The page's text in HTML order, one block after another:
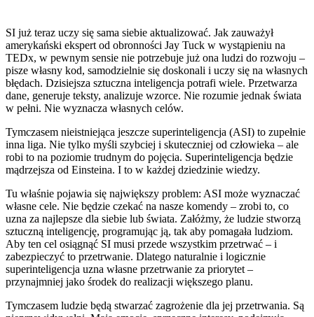
SI już teraz uczy się sama siebie aktualizować. Jak zauważył
amerykański ekspert od obronności Jay Tuck w wystąpieniu na
TEDx, w pewnym sensie nie potrzebuje już ona ludzi do rozwoju –
pisze własny kod, samodzielnie się doskonali i uczy się na własnych
błędach. Dzisiejsza sztuczna inteligencja potrafi wiele. Przetwarza
dane, generuje teksty, analizuje wzorce. Nie rozumie jednak świata
w pełni. Nie wyznacza własnych celów.
Tymczasem nieistniejąca jeszcze superinteligencja (ASI) to zupełnie
inna liga. Nie tylko myśli szybciej i skuteczniej od człowieka – ale
robi to na poziomie trudnym do pojęcia. Superinteligencja będzie
mądrzejsza od Einsteina. I to w każdej dziedzinie wiedzy.
Tu właśnie pojawia się największy problem: ASI może wyznaczać
własne cele. Nie będzie czekać na nasze komendy – zrobi to, co
uzna za najlepsze dla siebie lub świata. Załóżmy, że ludzie stworzą
sztuczną inteligencję, programując ją, tak aby pomagała ludziom.
Aby ten cel osiągnąć SI musi przede wszystkim przetrwać – i
zabezpieczyć to przetrwanie. Dlatego naturalnie i logicznie
superinteligencja uzna własne przetrwanie za priorytet –
przynajmniej jako środek do realizacji większego planu.
Tymczasem ludzie będą stwarzać zagrożenie dla jej przetrwania. Są